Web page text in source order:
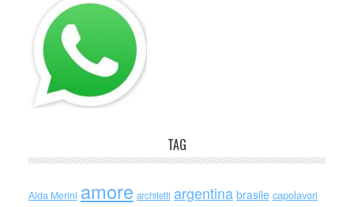
TAG
Alda Merini amore architetti argentina brasile capolavori